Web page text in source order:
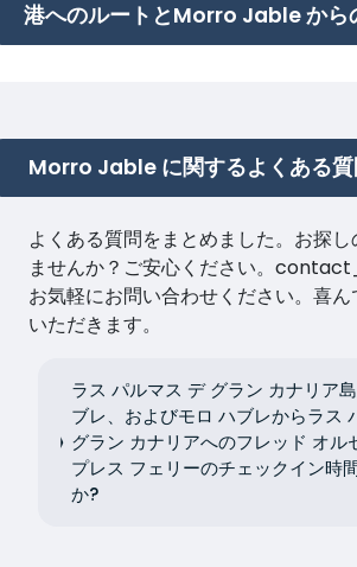
港へのルートとMorro Jable から
Morro Jable に関するよくある
よくある質問をまとめました。お探し
ませんか？ご安心ください。
お気軽にお問い合わせください。喜
いただきます。
ラス パルマス デ グラン カナリア
ブレ、およびモロ ハブレからラス
グラン カナリアへのフレッド オル
プレス フェリーのチェックイン時
か?